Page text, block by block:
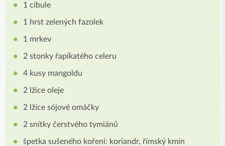
1 cibule
1 hrst zelených fazolek
1 mrkev
2 stonky řapíkatého celeru
4 kusy mangoldu
2 lžíce oleje
2 lžíce sójové omáčky
2 snítky čerstvého tymiánů
špetka sušeného koření: koriandr, římský kmín